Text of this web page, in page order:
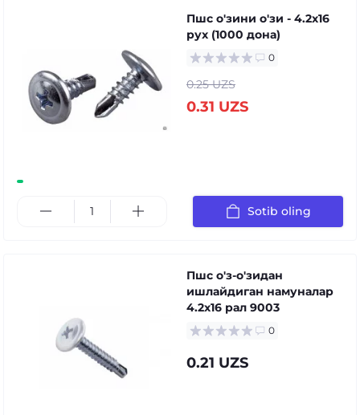
Пшс о'зини о'зи - 4.2x16
руx (1000 дона)
0
0.25 UZS
0.31 UZS
Sotib oling
Пшс о'з-о'зидан
ишлайдиган намуналар
4.2x16 рал 9003
0
0.21 UZS